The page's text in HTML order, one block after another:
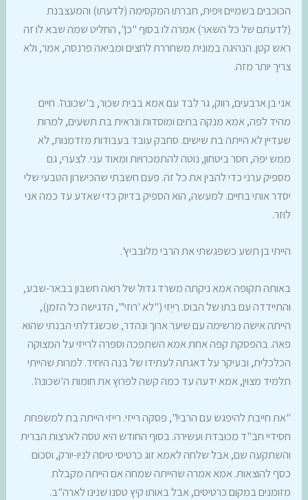
הכוכבים בשמיים ויפית, חברתו המקסימה (לדעתו) והמעצבנת
(לדעתם של כל השאר) אמרה לו בסוף "כן", החליט שמה שבא לו זה
ראש קטן. הנהיגה במונית משחררת לחצים ומביאה פרנסה, אמר, ולא
צריך יותר מזה.
אני בן ארבעים, רווק, גר לבד עם אמא בבית שכור, ב'שכונה'. חיים
מהיד לפה, אמא מנקה בתים ומוסדות ונראית בת תשעים, למרות
שעדיין לא הייתה בת שישים. סחבק עובד בעבודות מזדמנות, לא
ממש יפה, חסר ביטחון, נוטה להתמכרויות ומאוד עני. לצערי, גם
מספיק ערני כדי להבין את כל זה. פעם חשבתי שהכישרון הטבעי שלי
יסדר אותי בחיים. למעשה, הוא הספיק בדיוק כדי שאדע עד כמה אני
לוזר.
הייתי בן תשע כשפגשתי את הרבי מלובביץ'.
באותה תקופה אמא ניקתה משרד גדול של רואה חשבון בבאר-שבע,
והתיידדה עם בתו של הבוס. רֵייְזי ("לא 'רוזי'", הדגישה כל הזמן),
הייתה אישה מרשימה עם שיער ארוך ונהדר, שכשגדלתי הבנתי שהוא
פאה. בהפסקת קפה אחת אמא השתפכה וספרה לרייזי על המצוקה
הכלכלית, ובעיקר על דאגתה לעתידו של בנה היחיד. למרות שהייתי
תלמיד מצוין, אמא ידעה עד כמה קשה לפרוץ את חומות ה'שכונה'.
"את חייבת להיפגש עם הרבי!", פסקה רייזי. רייזי הייתה בת למשפחת
חסידיי חב"ד מכובדת ועשירה. בסוף החודש היא טסה לארצות הברית
והשתקעה שם, אבל שלחה לאמא זוג כרטיסי טיסה לניו-יורק, וסכום
כסף להוצאות. אמא אמרה שהייתה שמחה אם הייתה מקבלת
מזומנים במקום כרטיסים, אבל באותו קיץ טסנו שנינו לארה"ב.